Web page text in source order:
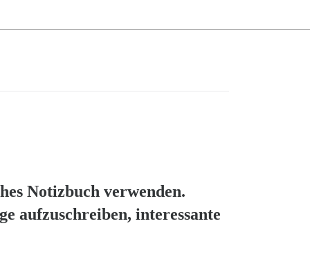
Notizbuch verwenden.
aufzuschreiben, interessante